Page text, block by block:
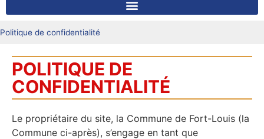
Politique de confidentialité
POLITIQUE DE
CONFIDENTIALITÉ
Le propriétaire du site, la Commune de Fort-Louis (la
Commune ci-après), s’engage en tant que